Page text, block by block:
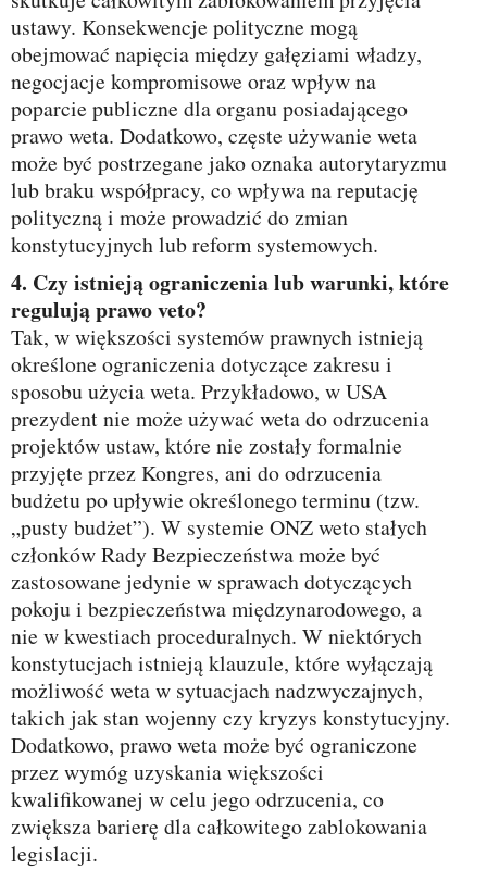
ustawy. Konsekwencje polityczne mogą
obejmować napięcia między gałęziami władzy,
negocjacje kompromisowe oraz wpływ na
poparcie publiczne dla organu posiadającego
prawo weta. Dodatkowo, częste używanie weta
może być postrzegane jako oznaka autorytaryzmu
lub braku współpracy, co wpływa na reputację
polityczną i może prowadzić do zmian
konstytucyjnych lub reform systemowych.
4. Czy istnieją ograniczenia lub warunki, które
regulują prawo veto?
Tak, w większości systemów prawnych istnieją
określone ograniczenia dotyczące zakresu i
sposobu użycia weta. Przykładowo, w USA
prezydent nie może używać weta do odrzucenia
projektów ustaw, które nie zostały formalnie
przyjęte przez Kongres, ani do odrzucenia
budżetu po upływie określonego terminu (tzw.
„pusty budżet”). W systemie ONZ weto stałych
członków Rady Bezpieczeństwa może być
zastosowane jedynie w sprawach dotyczących
pokoju i bezpieczeństwa międzynarodowego, a
nie w kwestiach proceduralnych. W niektórych
konstytucjach istnieją klauzule, które wyłączają
możliwość weta w sytuacjach nadzwyczajnych,
takich jak stan wojenny czy kryzys konstytucyjny.
Dodatkowo, prawo weta może być ograniczone
przez wymóg uzyskania większości
kwalifikowanej w celu jego odrzucenia, co
zwiększa barierę dla całkowitego zablokowania
legislacji.